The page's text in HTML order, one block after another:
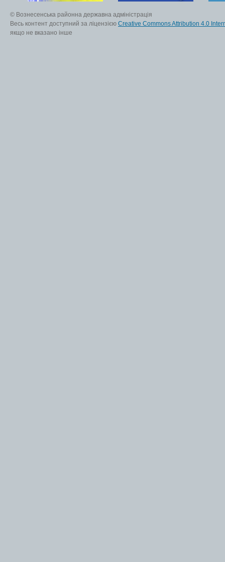
© Вознесенська районна державна адміністрація
Весь контент доступний за ліцензією Creative Commons Attribution 4.0
якщо не вказано інше